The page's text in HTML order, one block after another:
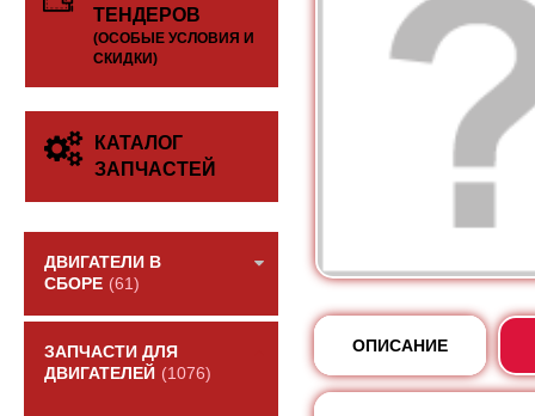
ТЕНДЕРОВ
(ОСОБЫЕ УСЛОВИЯ И
СКИДКИ)
КАТАЛОГ
ЗАПЧАСТЕЙ
ДВИГАТЕЛИ В
СБОРЕ (61)
ЗАПЧАСТИ ДЛЯ
ДВИГАТЕЛЕЙ (1076)
ОПИСАНИЕ